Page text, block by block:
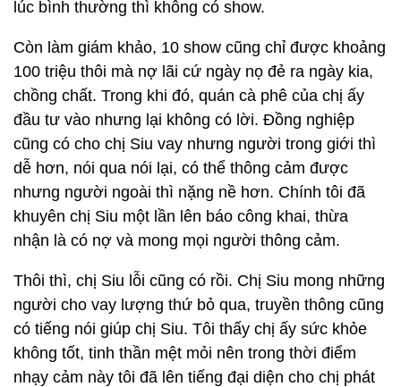
lúc bình thường thì không có show.
Còn làm giám khảo, 10 show cũng chỉ được khoảng
100 triệu thôi mà nợ lãi cứ ngày nọ đẻ ra ngày kia,
chồng chất. Trong khi đó, quán cà phê của chị ấy
đầu tư vào nhưng lại không có lời. Đồng nghiệp
cũng có cho chị Siu vay nhưng người trong giới thì
dễ hơn, nói qua nói lại, có thể thông cảm được
nhưng người ngoài thì nặng nề hơn. Chính tôi đã
khuyên chị Siu một lần lên báo công khai, thừa
nhận là có nợ và mong mọi người thông cảm.
Thôi thì, chị Siu lỗi cũng có rồi. Chị Siu mong những
người cho vay lượng thứ bỏ qua, truyền thông cũng
có tiếng nói giúp chị Siu. Tôi thấy chị ấy sức khỏe
không tốt, tinh thần mệt mỏi nên trong thời điểm
nhạy cảm này tôi đã lên tiếng đại diện cho chị phát